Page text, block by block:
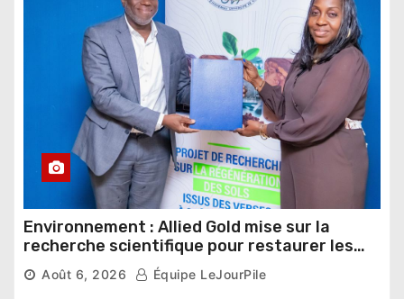
Environnement : Allied Gold mise sur la
recherche scientifique pour restaurer les
sols de ses sites miniers
Août 6, 2026 Équipe LeJourPile